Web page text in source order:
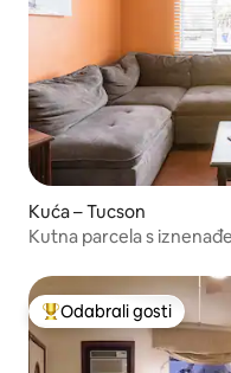
Kuća – Tucson
Kutna parcela s
Među najviše
Odabrali gosti